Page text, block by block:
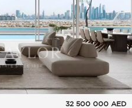
32 500 000 AED